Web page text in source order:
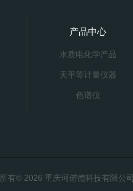
产品中心
水质电化学产品
天平等计量仪器
色谱仪
有© 2026 重庆珂偌德科技有限